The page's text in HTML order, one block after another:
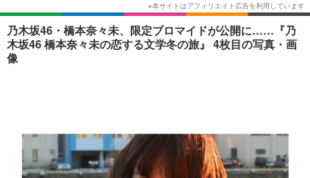
韓国・芸能
音楽 スポーツ
ライフTOP グルメ
ペット ショッピング
リリース一覧
プッシュ通知の停止方法
乃木坂46・橋本奈々未、限定ブロマイドが公開に……『乃
木坂46 橋本奈々未の恋する文学冬の旅』 4枚目の写真・画
像